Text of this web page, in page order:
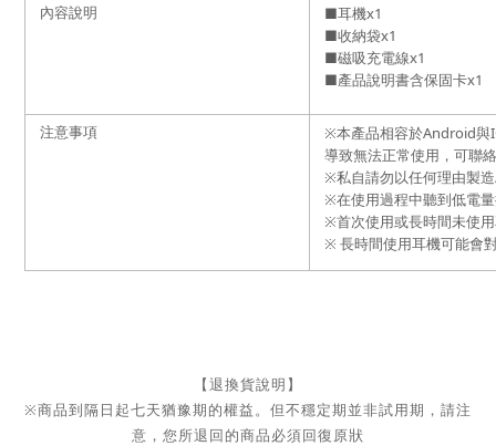
內容說明
■耳機x1
■收納袋x1
■磁吸充電線x1
■產品說明書含保固卡x1
注意事項
※本產品相容於Android與
導致無法正常使用，可聯
※私自請勿以任何理由製
※在使用過程中聽到低電
※首次使用或長時間未使
※ 長時間使用耳機可能會
【退換貨說明】
※商品到隔日起七天猶豫期的權益。但不穩定期並非試用期，請注
意，您所退回的商品必須回復原狀